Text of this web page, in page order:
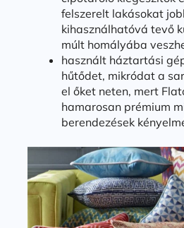
felszerelt lakásokat
kihasználhatóvá tevő
múlt homályába
használt háztartási
hűtődet, mikródat a
el őket neten, mert
hamarosan prémium
berendezések